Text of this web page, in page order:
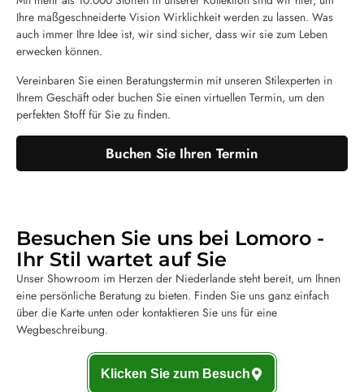
Ihre maßgeschneiderte Vision Wirklichkeit werden zu lassen. Was
auch immer Ihre Idee ist, wir sind sicher, dass wir sie zum Leben
erwecken können.
Vereinbaren Sie einen Beratungstermin mit unseren Stilexperten in
Ihrem Geschäft oder buchen Sie einen virtuellen Termin, um den
perfekten Stoff für Sie zu finden.
Buchen Sie Ihren Termin
Besuchen Sie uns bei Lomoro -
Ihr Stil wartet auf Sie
Unser Showroom im Herzen der Niederlande steht bereit, um Ihnen
eine persönliche Beratung zu bieten. Finden Sie uns ganz einfach
über die Karte unten oder kontaktieren Sie uns für eine
Wegbeschreibung.
Klicken Sie zum Besuch